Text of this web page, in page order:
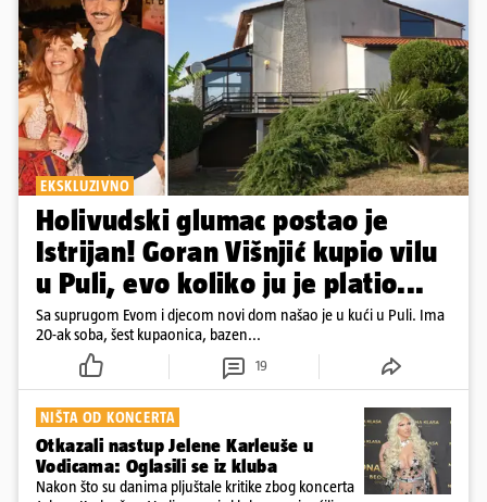
EKSKLUZIVNO
Holivudski glumac postao je
Istrijan! Goran Višnjić kupio vilu
u Puli, evo koliko ju je platio...
Sa suprugom Evom i djecom novi dom našao je u kući u Puli. Ima
20-ak soba, šest kupaonica, bazen...
19
NIŠTA OD KONCERTA
Otkazali nastup Jelene Karleuše u
Vodicama: Oglasili se iz kluba
Nakon što su danima pljuštale kritike zbog koncerta